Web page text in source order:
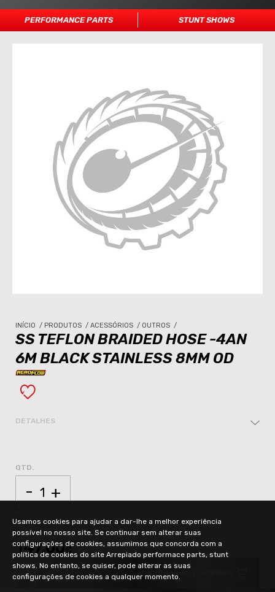
PERFORMANCE PARTS STUNT SHOWS
INÍCIO / PRODUTOS / ACESSÓRIOS / OUTROS /
SS TEFLON BRAIDED HOSE -4AN
6M BLACK STAINLESS 8MM OD
DETALHES
QTD.
- +
147.00€
ADICIONAR AO CARRINHO
Usamos cookies para ajudar a dar-lhe a melhor experiência
possível no nosso site. Se continuar sem alterar suas
configurações de cookies, assumimos que concorda com a
política de cookies do site Arrepiado performace parts, stunt
shows. No entanto, se quiser, pode alterar as suas
configurações de cookies a qualquer momento.